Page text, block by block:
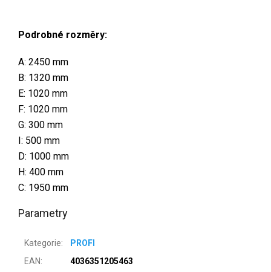
Podrobné rozměry:
A: 2450 mm
B: 1320 mm
E: 1020 mm
F: 1020 mm
G: 300 mm
I: 500 mm
D: 1000 mm
H: 400 mm
C: 1950 mm
Parametry
Kategorie:
PROFI
EAN:
4036351205463